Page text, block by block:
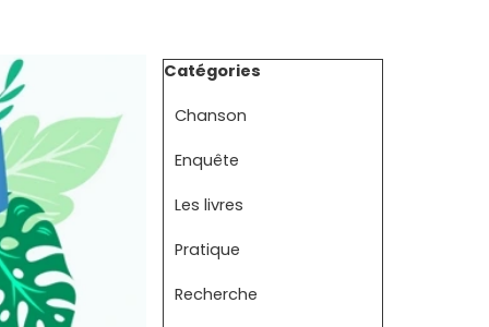
Sauter le bloc Catégories
Catégories
Chanson
Enquête
Les livres
Pratique
Recherche